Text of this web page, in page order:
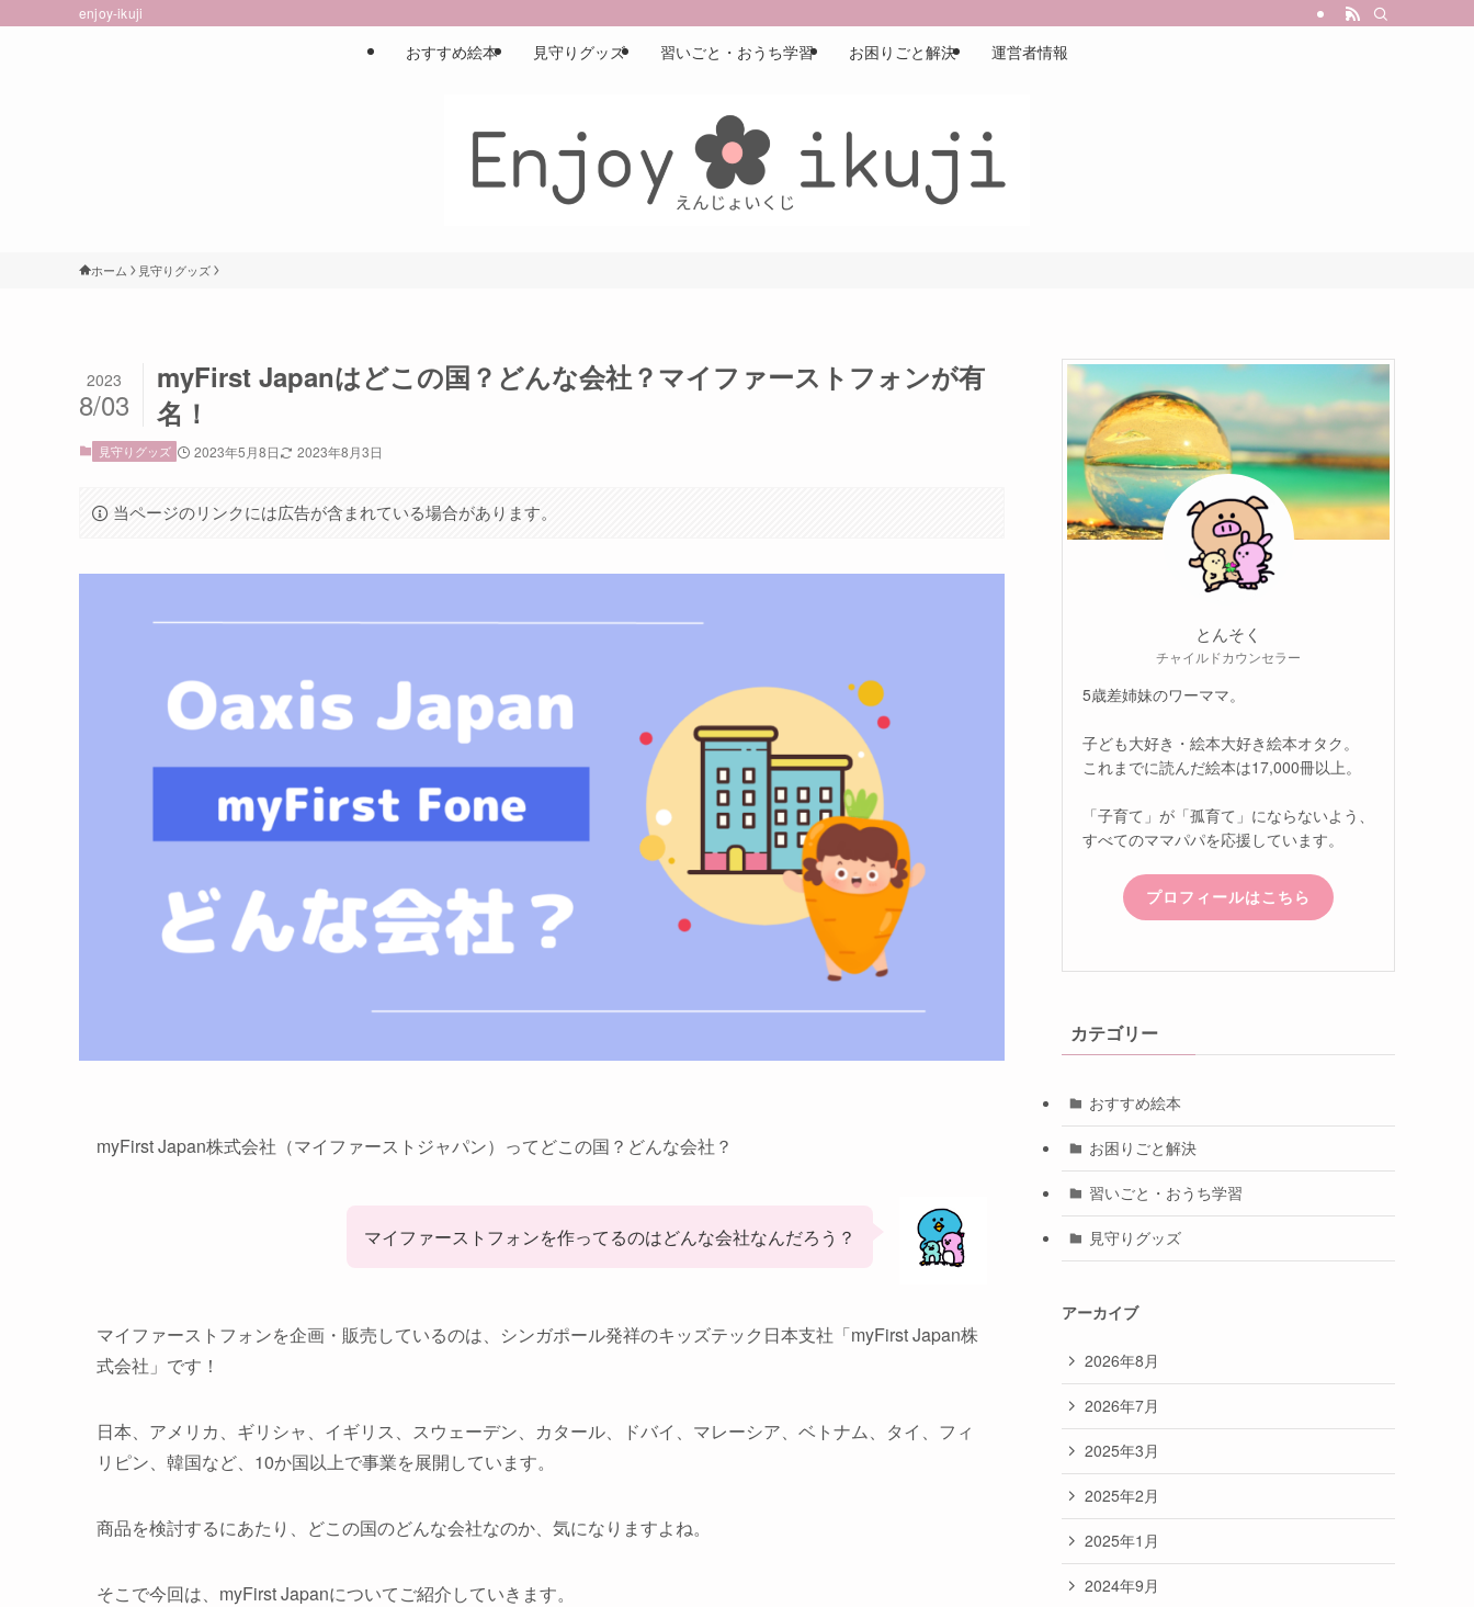
enjoy-ikuji
おすすめ絵本 見守りグッズ 習いごと・おうち学習 お困りごと解決 運営者情報
ホーム 見守りグッズ
myFirst Japanはどこの国？どんな会社？マイファーストフォンが有
名！
2023
8/03
見守りグッズ 2023年5月8日 2023年8月3日
当ページのリンクには広告が含まれている場合があります。
myFirst Japan株式会社（マイファーストジャパン）ってどこの国？どんな会社？
マイファーストフォンを作ってるのはどんな会社なんだろう？
マイファーストフォンを企画・販売しているのは、シンガポール発祥のキッズテック日本支社「myFirst Japan株
式会社」です！
日本、アメリカ、ギリシャ、イギリス、スウェーデン、カタール、ドバイ、マレーシア、ベトナム、タイ、フィ
リピン、韓国など、10か国以上で事業を展開しています。
商品を検討するにあたり、どこの国のどんな会社なのか、気になりますよね。
そこで今回は、myFirst Japanについてご紹介していきます。
とんそく
チャイルドカウンセラー
5歳差姉妹のワーママ。
子ども大好き・絵本大好き絵本オタク。
これまでに読んだ絵本は17,000冊以上。
「子育て」が「孤育て」にならないよう、
すべてのママパパを応援しています。
プロフィールはこちら
カテゴリー
おすすめ絵本
お困りごと解決
習いごと・おうち学習
見守りグッズ
アーカイブ
2026年8月
2026年7月
2025年3月
2025年2月
2025年1月
2024年9月